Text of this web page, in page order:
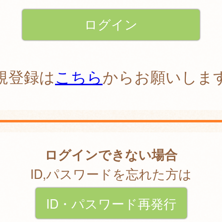
登録はこちらからお願いしま
ログインできない場合
ID,パスワードを忘れた方は
ID・パスワード再発行